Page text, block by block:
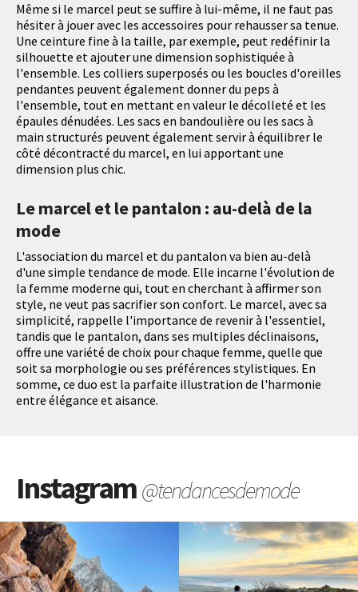
Même si le marcel peut se suffire à lui-même, il ne faut pas
hésiter à jouer avec les accessoires pour rehausser sa tenue.
Une ceinture fine à la taille, par exemple, peut redéfinir la
silhouette et ajouter une dimension sophistiquée à
l'ensemble. Les colliers superposés ou les boucles d'oreilles
pendantes peuvent également donner du peps à
l'ensemble, tout en mettant en valeur le décolleté et les
épaules dénudées. Les sacs en bandoulière ou les sacs à
main structurés peuvent également servir à équilibrer le
côté décontracté du marcel, en lui apportant une
dimension plus chic.
Le marcel et le pantalon : au-delà de la
mode
L'association du marcel et du pantalon va bien au-delà
d'une simple tendance de mode. Elle incarne l'évolution de
la femme moderne qui, tout en cherchant à affirmer son
style, ne veut pas sacrifier son confort. Le marcel, avec sa
simplicité, rappelle l'importance de revenir à l'essentiel,
tandis que le pantalon, dans ses multiples déclinaisons,
offre une variété de choix pour chaque femme, quelle que
soit sa morphologie ou ses préférences stylistiques. En
somme, ce duo est la parfaite illustration de l'harmonie
entre élégance et aisance.
Instagram@tendancesdemode